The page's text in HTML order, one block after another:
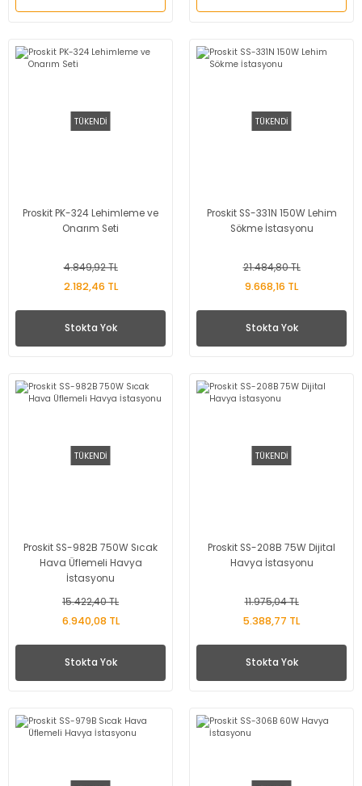
TÜKENDİ
Proskit PK-324 Lehimleme ve
Onarım Seti
4.849,92 TL
2.182,46 TL
Stokta Yok
TÜKENDİ
Proskit SS-331N 150W Lehim
Sökme İstasyonu
21.484,80 TL
9.668,16 TL
Stokta Yok
TÜKENDİ
Proskit SS-982B 750W Sıcak
Hava Üflemeli Havya
İstasyonu
15.422,40 TL
6.940,08 TL
Stokta Yok
TÜKENDİ
Proskit SS-208B 75W Dijital
Havya İstasyonu
11.975,04 TL
5.388,77 TL
Stokta Yok